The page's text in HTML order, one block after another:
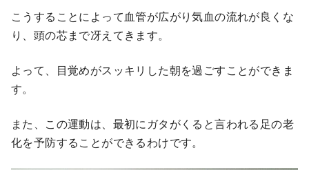
こうすることによって血管が広がり気血の流れが良くな
り、頭の芯まで冴えてきます。
よって、目覚めがスッキリした朝を過ごすことができま
す。
また、この運動は、最初にガタがくると言われる足の老
化を予防することができるわけです。